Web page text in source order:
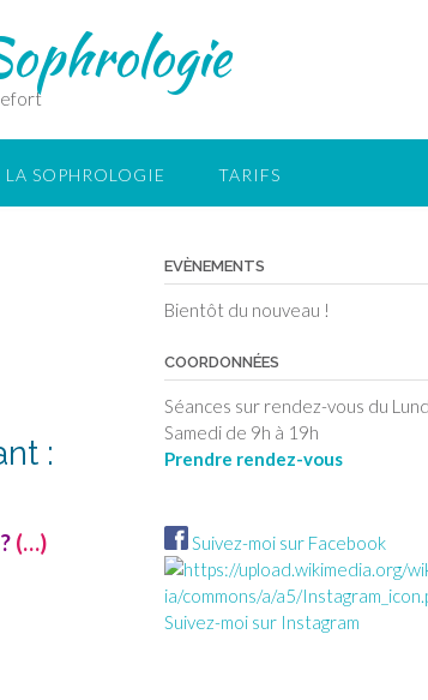
LA SOPHROLOGIE TARIFS
:
(…)
EVÈNEMENTS
Bientôt du nouveau !
COORDONNÉES
Séances sur rendez-vous du
Samedi de 9h à 19h
Prendre rendez-vous
Suivez-moi sur Facebook
Suivez-moi sur Instagram